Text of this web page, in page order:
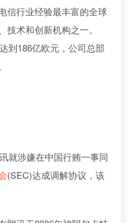
信行业经验最丰富的全球
术和创新机构之一。
到186亿欧元，公司总部
就涉嫌在中国行贿一事同
(SEC)达成调解协议，该